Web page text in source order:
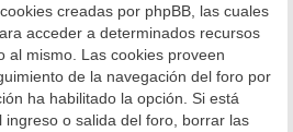
creadas por phpBB, las cuales
acceder a determinados recursos
al mismo. Las cookies proveen
de la navegación del foro por
ha habilitado la opción. Si está
o salida del foro, borrar las